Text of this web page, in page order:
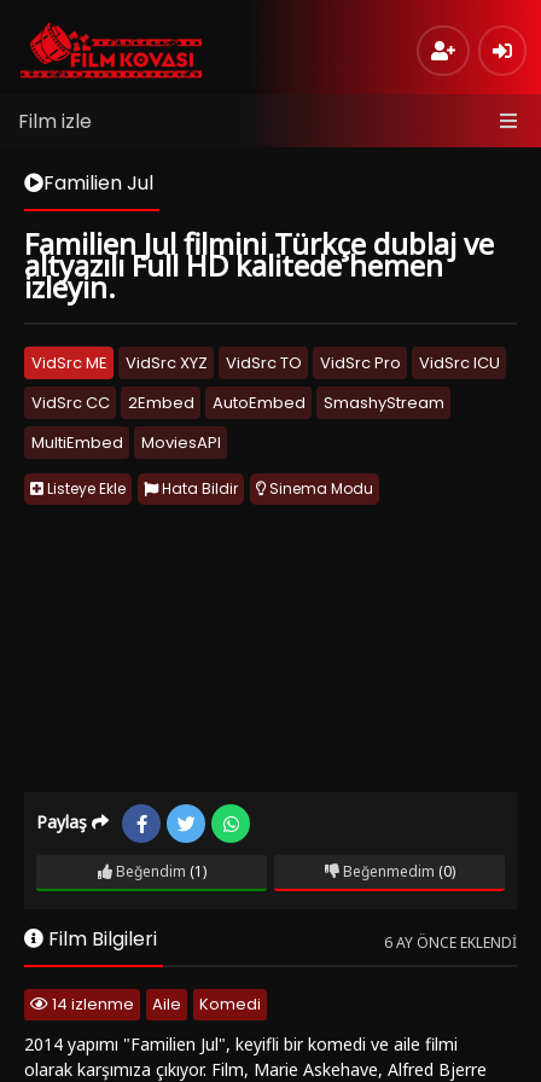
Film izle
Familien Jul
Familien Jul filmini Türkçe dublaj ve
altyazılı Full HD kalitede hemen
izleyin.
VidSrc ME VidSrc XYZ VidSrc TO VidSrc Pro
VidSrc ICU
VidSrc CC
2Embed AutoEmbed
SmashyStream
MultiEmbed
MoviesAPI
Listeye Ekle Hata Bildir Sinema Modu
Paylaş
Beğendim (1) Beğenmedim (0)
Film Bilgileri 6 AY ÖNCE EKLENDI
14 izlenme Aile
Komedi
2014 yapımı "Familien Jul", keyifli bir komedi ve aile filmi
olarak karşımıza çıkıyor. Film, Marie Askehave, Alfred Bjerre